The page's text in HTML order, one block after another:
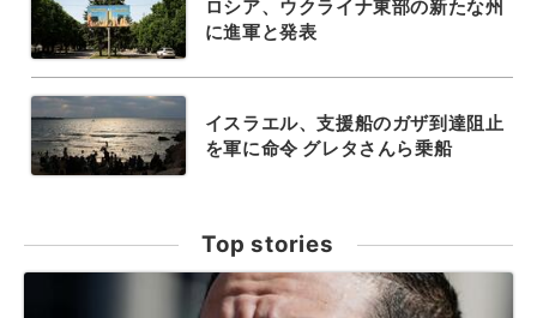
ロシア、ウクライナ東部の新たな州
に進軍と発表
イスラエル、支援船のガザ到達阻止
を軍に命令 グレタさんら乗船
Top stories